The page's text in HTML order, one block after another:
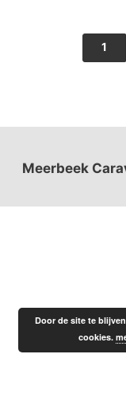
1
Meerbeek
Door de site te
cookies.